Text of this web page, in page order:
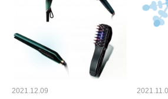
2021.12.09